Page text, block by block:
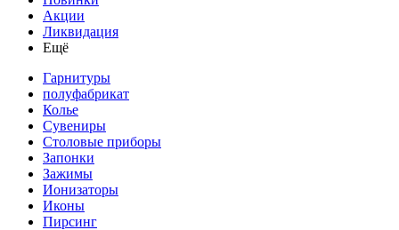
Акции
Ликвидация
Ещё
Гарнитуры
полуфабрикат
Колье
Сувениры
Столовые приборы
Запонки
Зажимы
Ионизаторы
Иконы
Пирсинг